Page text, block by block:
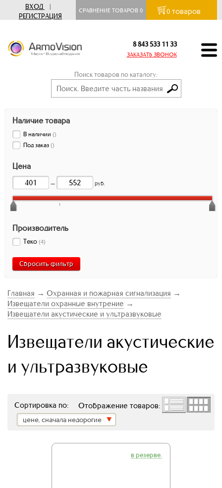
ВХОД
|
РЕГИСТРАЦИЯ
СРАВНЕНИЕ ТОВАРОВ0 0 товаров
8 843 533 11 33
ЗАКАЗАТЬ ЗВОНОК
Поиск товаров по каталогу:
Наличие товара
В наличии ()
Под заказ ()
Цена
— руб.
Производитель
Теко (4)
Сбросить фильтр
Главная → Охранная и пожарная сигнализация →
Извещатели охранные внутрение →
Извещатели акустические и ультразвуковые
Извещатели акустические
и ультразвуковые
Отображение товаров:
Сортировка по:
цене, сначала недорогие
в резерве.